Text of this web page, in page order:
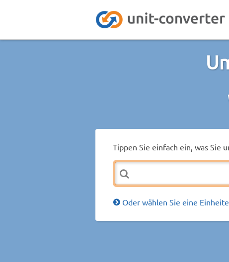
Tippen Sie einfach ein, was Sie
Oder wählen Sie eine